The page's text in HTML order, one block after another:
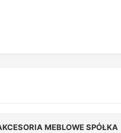
MEBLOWE SPÓŁKA